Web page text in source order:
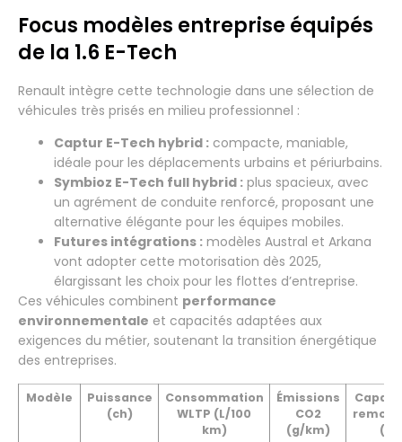
Focus modèles entreprise équipés
de la 1.6 E-Tech
Renault intègre cette technologie dans une sélection de
véhicules très prisés en milieu professionnel :
Captur E-Tech hybrid : compacte, maniable,
idéale pour les déplacements urbains et périurbains.
Symbioz E-Tech full hybrid : plus spacieux, avec
un agrément de conduite renforcé, proposant une
alternative élégante pour les équipes mobiles.
Futures intégrations : modèles Austral et Arkana
vont adopter cette motorisation dès 2025,
élargissant les choix pour les flottes d’entreprise.
Ces véhicules combinent performance
environnementale et capacités adaptées aux
exigences du métier, soutenant la transition énergétique
des entreprises.
Modèle
Puissance
(ch)
Consommation
WLTP (L/100
km)
Émissions
CO2
(g/km)